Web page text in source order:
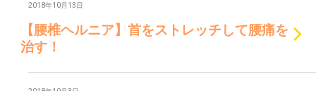
2018年10月13日
【腰椎ヘルニア】首をストレッチして腰痛を
治す！